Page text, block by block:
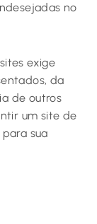
no
exige
da
de outros
um site de
sua